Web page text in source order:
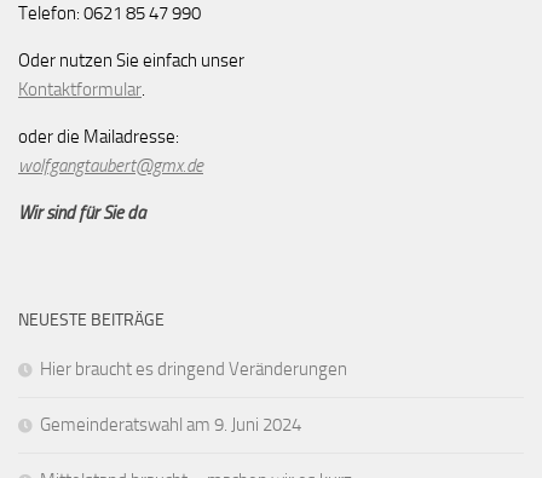
Telefon: 0621 85 47 990
Oder nutzen Sie einfach unser
Kontaktformular.
oder die Mailadresse:
wolfgangtaubert@gmx.de
Wir sind für Sie da
NEUESTE BEITRÄGE
Hier braucht es dringend Veränderungen
Gemeinderatswahl am 9. Juni 2024